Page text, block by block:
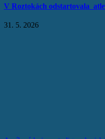
V Roztokách odstartovala
31. 5. 2026